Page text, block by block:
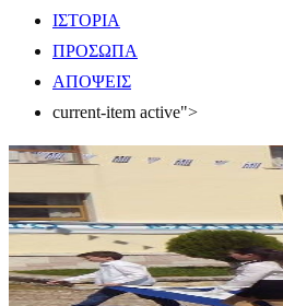
ΙΣΤΟΡΙΑ
ΠΡΟΣΩΠΑ
ΑΠΟΨΕΙΣ
current-item active">